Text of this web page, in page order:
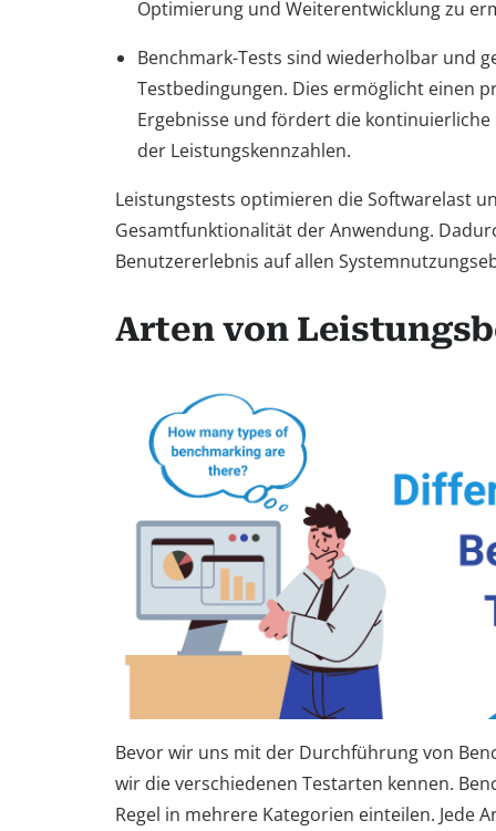
Optimierung und Weiterentwicklung zu
Benchmark-Tests sind wiederholbar und
Testbedingungen. Dies ermöglicht einen
Ergebnisse und fördert die
der Leistungskennzahlen.
Leistungstests optimieren die Softwarelast
Gesamtfunktionalität der Anwendung.
Benutzererlebnis auf allen
Arten von
Bevor wir uns mit der Durchführung von
wir die verschiedenen Testarten kennen.
Regel in mehrere Kategorien einteilen. Jede